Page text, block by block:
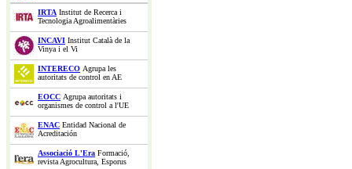
IRTA Institut de Recerca i
Tecnologia Agroalimentàries
INCAVI Institut Català de la
Vinya i el Vi
INTERECO Agrupa les
autoritats de control en AE
EOCC Agrupa autoritats i
organismes de control a l'UE
ENAC Entidad Nacional de
Acreditación
Associació L'Era Formació,
revista Agrocultura, Esporus